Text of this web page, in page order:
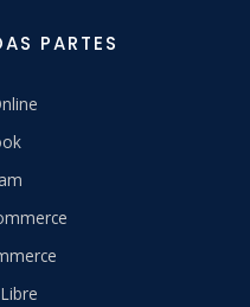
PARTES